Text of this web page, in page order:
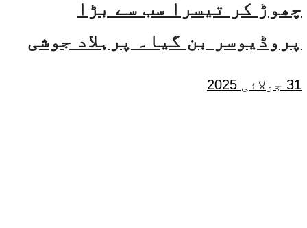
چھوڑ کر تیسرا سب سے بڑا
پروڈیوسر بن گیا۔ پرہلاد جوشی
31 جولائی 2025